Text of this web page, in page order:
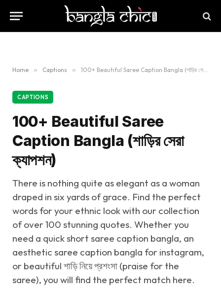
Home » Captions » 100+ Beautiful Saree Caption Bangla (শাড়ির সেরা ক্যাপশন)
CAPTIONS
100+ Beautiful Saree
Caption Bangla (শাড়ির সেরা
ক্যাপশন)
There is nothing quite as elegant as a woman
draped in six yards of grace. Find the perfect
words for your ethnic look with our collection
of over 100 stunning quotes. Whether you
need a quick short saree caption bangla, an
aesthetic saree caption bangla for instagram,
or beautiful শাড়ি নিয়ে প্রশংসা (praise for the
saree), you will find the perfect match here.